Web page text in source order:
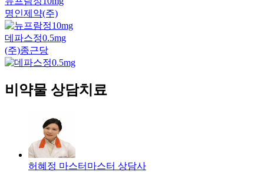
명인제약(주)
데파스정0.5mg
(주)종근당
비약물 상담치료
허혜정 마스터 마스터 상담사